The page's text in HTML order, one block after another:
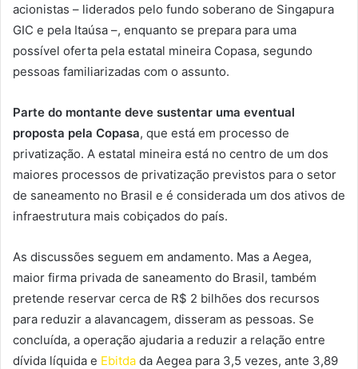
acionistas – liderados pelo fundo soberano de Singapura
GIC e pela Itaúsa –, enquanto se prepara para uma
possível oferta pela estatal mineira Copasa, segundo
pessoas familiarizadas com o assunto.
Parte do montante deve sustentar uma eventual
proposta pela Copasa, que está em processo de
privatização. A estatal mineira está no centro de um dos
maiores processos de privatização previstos para o setor
de saneamento no Brasil e é considerada um dos ativos de
infraestrutura mais cobiçados do país.
As discussões seguem em andamento. Mas a Aegea,
maior firma privada de saneamento do Brasil, também
pretende reservar cerca de R$ 2 bilhões dos recursos
para reduzir a alavancagem, disseram as pessoas. Se
concluída, a operação ajudaria a reduzir a relação entre
dívida líquida e Ebitda da Aegea para 3,5 vezes, ante 3,89